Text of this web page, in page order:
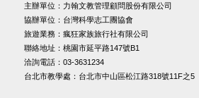
主辦單位：力翰文教管理顧問股份有限公司
協辦單位：台灣科學志工團協會
旅遊業務：瘋狂家族旅行社有限公司
聯絡地址：桃園市延平路147號B1
洽詢電話：03-3631234
台北市教學處：台北市中山區松江路318號11F之5